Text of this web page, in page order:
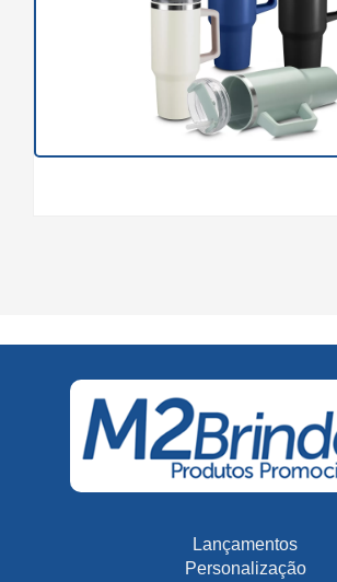
Lançamentos
Personalização